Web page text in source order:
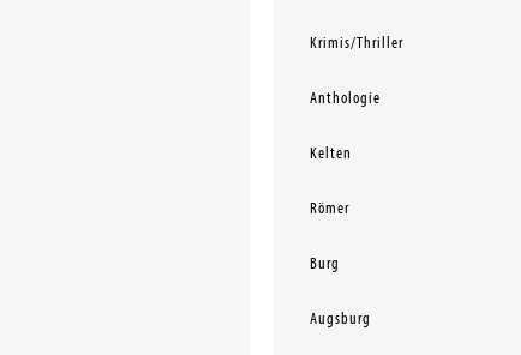
Krimis/Thriller
Anthologie
Kelten
Römer
Burg
Augsburg